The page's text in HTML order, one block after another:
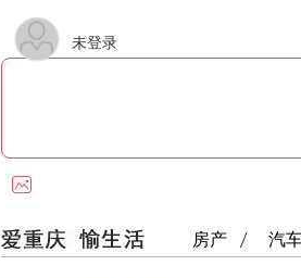
未登录
房产 汽